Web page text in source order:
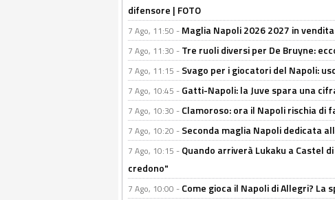
difensore | FOTO
7 Ago, 11:50 - Maglia Napoli 2026 2027 in
7 Ago, 11:30 - Tre ruoli diversi per De Bruyne:
7 Ago, 11:15 - Svago per i giocatori del Napoli:
7 Ago, 10:45 - Gatti-Napoli: la Juve spara una
7 Ago, 10:30 - Clamoroso: ora il Napoli rischia di
7 Ago, 10:20 - Seconda maglia Napoli dedicata
7 Ago, 10:15 - Quando arriverà Lukaku a Castel
credono"
7 Ago, 10:00 - Come gioca il Napoli di Allegri? La